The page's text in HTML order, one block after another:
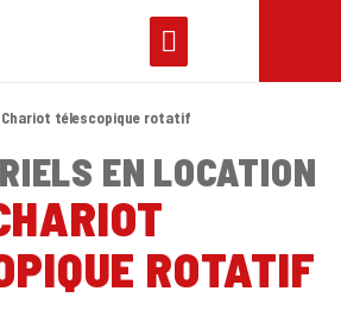
Chariot télescopique rotatif
EN LOCATION
ROTATIF